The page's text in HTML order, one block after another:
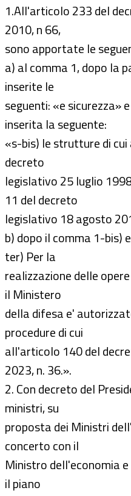
1.All'articolo 233 del
2010, n 66,
sono apportate le
a) al comma 1, dopo la
inserite le
seguenti: «e sicurezza»
inserita la seguente:
«s-bis) le strutture di
decreto
legislativo 25 luglio
11 del decreto
legislativo 18 agosto
b) dopo il comma 1-bis)
ter) Per la
realizzazione delle
il Ministero
della difesa e'
procedure di cui
all'articolo 140 del
2023, n. 36.».
2. Con decreto del
ministri, su
proposta dei Ministri
concerto con il
Ministro dell'economia
il piano